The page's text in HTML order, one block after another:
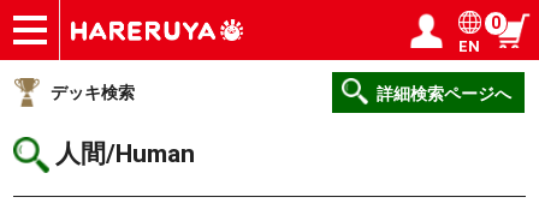
ショップ
買取
記事
デッキ検索
デッキ構築
選手一覧
店舗一覧
イベント
ヘルプ
お問い合わせ ログイン／会員登録
EN
0
デッキ検索 詳細検索ページへ
人間/Human